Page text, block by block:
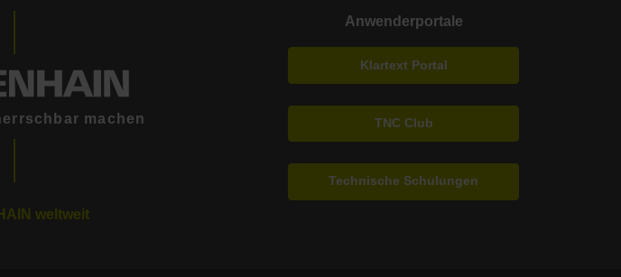
machen
weltweit
Anwenderportale
Klartext Portal
TNC Club
Technische Schulungen